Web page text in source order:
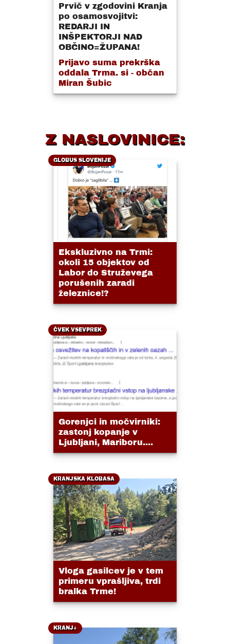
Prvič v zgodovini Kranja
po osamosvojitvi:
REDARJI IN
INŠPEKTORJI NAD
OBČINO=ŽUPANA!
Prijavo suma prekrška
oddala Trma. si - občan
Miran Šubic
Z NASLOVINICE:
GLOBUS SLOVENIJE
Ekskluzivno na Trmi:
okoli 15 objektov od
Labor do Struževega
porušenih zaradi
železnice!?
ČVEK VSEVPREK
Gorenjci in močvirniki:
zastonj kopanje v
Ljubljani, Mariboru....
KRANJSKA KLOBASA
Vloga gasilcev je v tem
primeru vprašljiva, trdi
bralka Trme!
KRANJ+